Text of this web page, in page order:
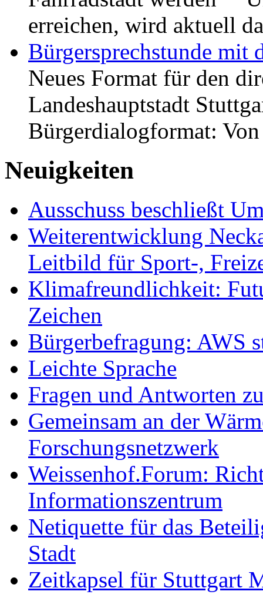
erreichen, wird aktuell
Bürgersprechstunde mit
Neues Format für den
Landeshauptstadt
Bürgerdialogformat:
Neuigkeiten
Ausschuss beschließt
Weiterentwicklung
Leitbild für Sport-,
Klimafreundlichkeit:
Zeichen
Bürgerbefragung: AWS
Leichte Sprache
Fragen und Antworten
Gemeinsam an der
Forschungsnetzwerk
Weissenhof.Forum:
Informationszentrum
Netiquette für das
Stadt
Zeitkapsel für Stuttgart